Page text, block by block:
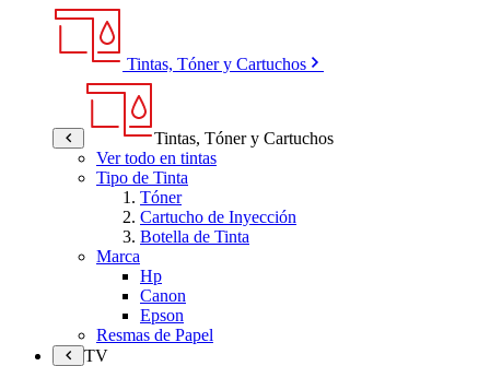
Tintas, Tóner y Cartuchos
Tintas, Tóner y Cartuchos
Ver todo en tintas
Tipo de Tinta
Tóner
Cartucho de Inyección
Botella de Tinta
Marca
Hp
Canon
Epson
Resmas de Papel
TV